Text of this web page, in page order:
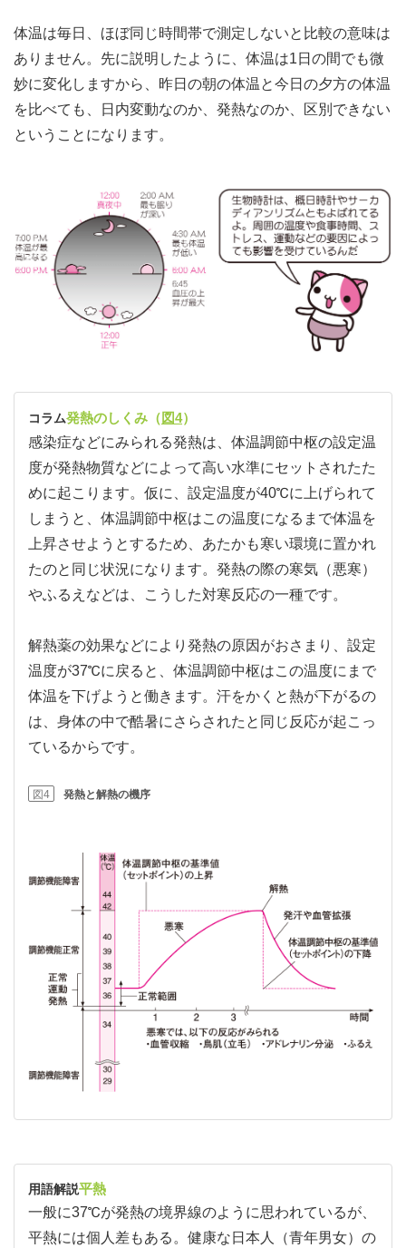
体温は毎日、ほぼ同じ時間帯で測定しないと比較の意味は
ありません。先に説明したように、体温は1日の間でも微
妙に変化しますから、昨日の朝の体温と今日の夕方の体温
を比べても、日内変動なのか、発熱なのか、区別できない
ということになります。
コラム発熱のしくみ（ 図4）
感染症などにみられる発熱は、体温調節中枢の設定温
度が発熱物質などによって高い水準にセットされたた
めに起こります。仮に、設定温度が40℃に上げられて
しまうと、体温調節中枢はこの温度になるまで体温を
上昇させようとするため、あたかも寒い環境に置かれ
たのと同じ状況になります。発熱の際の寒気（悪寒）
やふるえなどは、こうした対寒反応の一種です。
解熱薬の効果などにより発熱の原因がおさまり、設定
温度が37℃に戻ると、体温調節中枢はこの温度にまで
体温を下げようと働きます。汗をかくと熱が下がるの
は、身体の中で酷暑にさらされたと同じ反応が起こっ
ているからです。
図4 発熱と解熱の機序
用語解説平熱
一般に37℃が発熱の境界線のように思われているが、
平熱には個人差もある。健康な日本人（青年男女）の